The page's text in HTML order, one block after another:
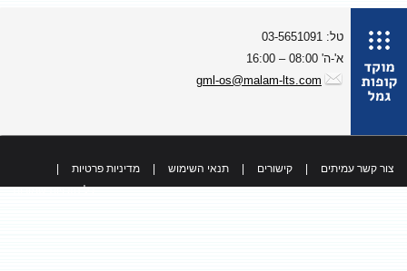
טל: 03-5651091
א'-ה' 08:00 – 16:00
gml-os@malam-lts.com
צור קשר עמיתים קישורים תנאי השימוש מדיניות פרטיות
כל הזכויות שמורות